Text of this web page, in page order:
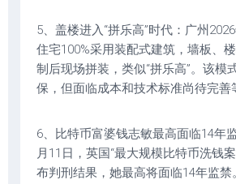
5、盖楼进入“拼乐高”时代：广州
住宅100%采用装配式建筑，墙板、
制后现场拼装，类似“拼乐高”。该模
保，但面临成本和技术标准尚待完善
6、比特币富婆钱志敏最高面临14年
月11日，英国“最大规模比特币洗钱
布判刑结果，她最高将面临14年监禁